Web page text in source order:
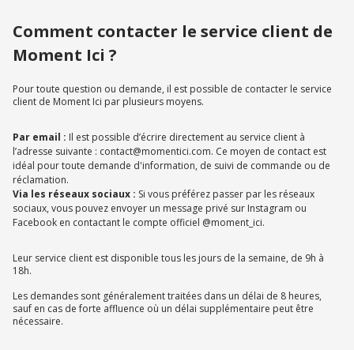
Comment contacter le service client de
Moment Ici ?
Pour toute question ou demande, il est possible de contacter le service
client de Moment Ici par plusieurs moyens.
Par email : Il est possible d’écrire directement au service client à
l’adresse suivante : contact@momentici.com. Ce moyen de contact est
idéal pour toute demande d'information, de suivi de commande ou de
réclamation.
Via les réseaux sociaux : Si vous préférez passer par les réseaux
sociaux, vous pouvez envoyer un message privé sur Instagram ou
Facebook en contactant le compte officiel @moment_ici.
Leur service client est disponible tous les jours de la semaine, de 9h à
18h.
Les demandes sont généralement traitées dans un délai de 8 heures,
sauf en cas de forte affluence où un délai supplémentaire peut être
nécessaire.